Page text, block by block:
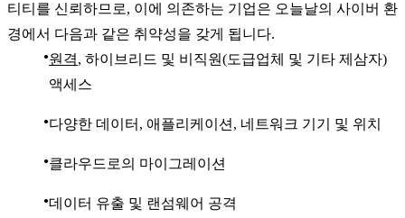
티티를 신뢰하므로, 이에 의존하는 기업은 오늘날의 사이버 환
경에서 다음과 같은 취약성을 갖게 됩니다.
원격, 하이브리드 및 비직원(도급업체 및 기타 제삼자)
액세스
다양한 데이터, 애플리케이션, 네트워크 기기 및 위치
클라우드로의 마이그레이션
데이터 유출 및 랜섬웨어 공격